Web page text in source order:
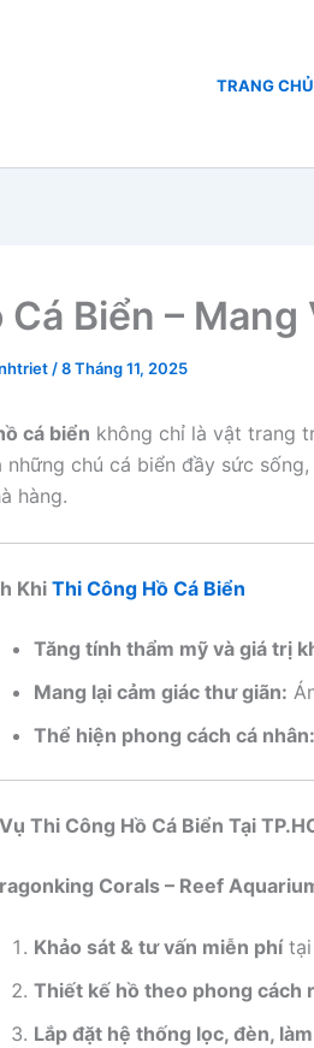
TRANG CHỦ
Cá Biển –
/8 Tháng 11, 2025
cá biển không chỉ là vật trang
những chú cá biển đầy sức
hàng.
KhiThi Công Hồ Cá Biển
Tăng tính thẩm mỹ và giá trị
Mang lại cảm giác thư giãn:
Thể hiện phong cách cá nhân:
Thi Công Hồ Cá Biển Tại
Corals – Reef
Khảo sát & tư vấn miễn phítại
Thiết kế hồ theo phong cách
Lắp đặt hệ thống lọc, đèn,